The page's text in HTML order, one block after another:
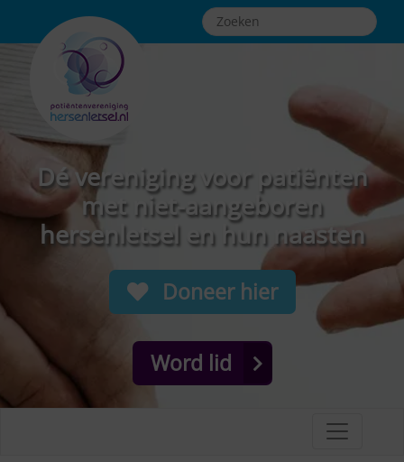
Dé vereniging voor patiënten
met niet-aangeboren
hersenletsel en hun naasten
Doneer hier
Word lid